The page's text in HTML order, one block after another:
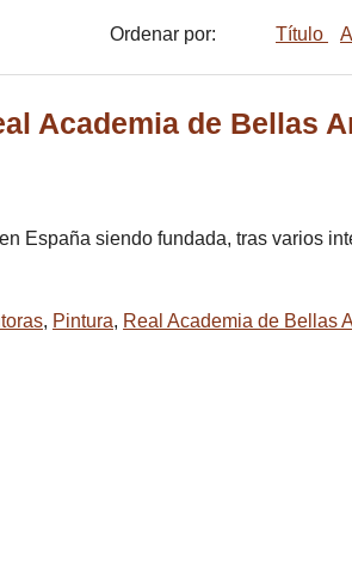
Ordenar por: Título
Academia de Bellas
España siendo fundada, tras varios
, Pintura, Real Academia de Bellas